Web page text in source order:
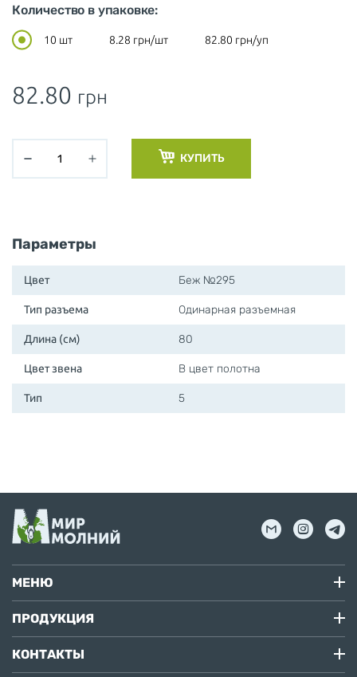
Количество в упаковке:
10 шт 8.28 грн/шт 82.80 грн/уп
82.80 грн
КУПИТЬ
Параметры
Цвет Беж №295
Тип разъема Одинарная разъемная
Длина (см) 80
Цвет звена В цвет полотна
Тип 5
МЕНЮ
ПРОДУКЦИЯ
КОНТАКТЫ